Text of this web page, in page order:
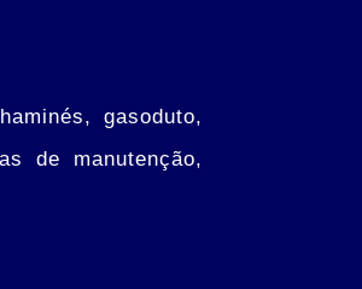
gasoduto,
de manutenção,